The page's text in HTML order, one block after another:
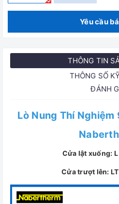
Yêu cầu
THÔNG TIN
THÔNG SỐ
ĐÁNH
Lò Nung Thí
Cửa lật xuống:
Cửa trượt lên: